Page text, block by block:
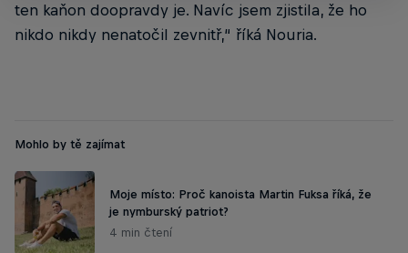
ten kaňon doopravdy je. Navíc jsem zjistila, že ho
nikdo nikdy nenatočil zevnitř,“ říká Nouria.
Mohlo by tě zajímat
Moje místo: Proč kanoista Martin Fuksa říká, že
je nymburský patriot?
4 min čtení